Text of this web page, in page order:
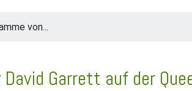
von...
Garrett auf der